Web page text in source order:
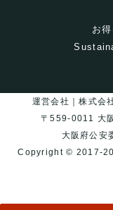
お
運営会社｜株式会
〒559-0011 大
大阪府公安
Copyright © 2017-